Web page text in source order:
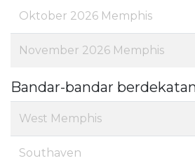
Oktober 2026 Memphis
November 2026 Memphis
Bandar-bandar
West Memphis
Southaven